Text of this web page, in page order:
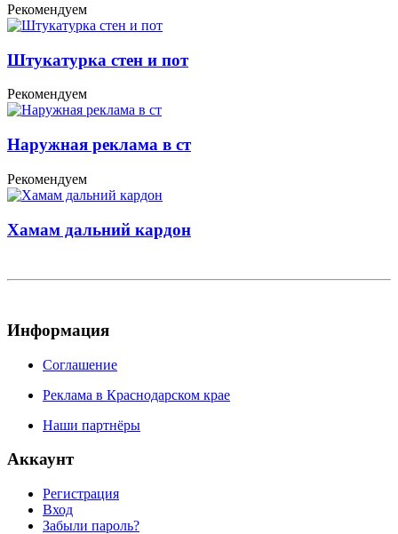
Рекомендуем
Штукатурка стен и пот
Рекомендуем
Наружная реклама в ст
Рекомендуем
Хамам дальний кардон
Информация
Соглашение
Реклама в Краснодарском крае
Наши партнёры
Аккаунт
Регистрация
Вход
Забыли пароль?